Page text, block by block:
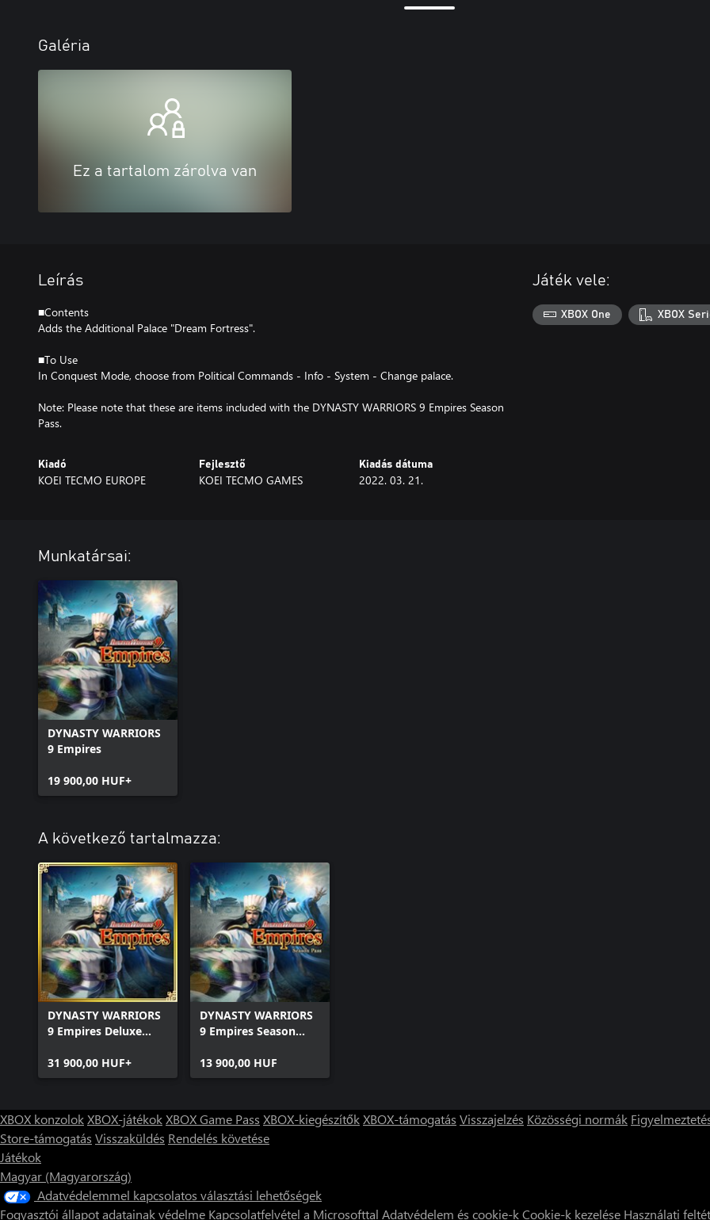
Galéria
Ez a tartalom zárolva van
Leírás
■Contents
Adds the Additional Palace "Dream Fortress".
■To Use
In Conquest Mode, choose from Political Commands - Info - System - Change palace.
Note: Please note that these are items included with the DYNASTY WARRIORS 9 Empires Season
Pass.
Kiadó
KOEI TECMO EUROPE
Fejlesztő
KOEI TECMO GAMES
Kiadás dátuma
2022. 03. 21.
Játék vele:
XBOX One XBOX
Munkatársai:
DYNASTY WARRIORS
9 Empires
19 900,00 HUF+
A következő tartalmazza:
DYNASTY WARRIORS
9 Empires Deluxe
31 900,00 HUF+
DYNASTY WARRIORS
9 Empires Season
13 900,00 HUF
XBOX konzolokXBOX-játékokXBOX Game Pass XBOX-kiegészítőkXBOX-támogatás Visszajelzés Közösségi normák
Store-támogatás Visszaküldés Rendelés követése
Játékok
Magyar (Magyarország)
Adatvédelemmel kapcsolatos választási lehetőségek
Fogyasztói állapot adatainak védelme Kapcsolatfelvétel a Microsofttal Adatvédelem és cookie-kCookie-k kezelése Használati